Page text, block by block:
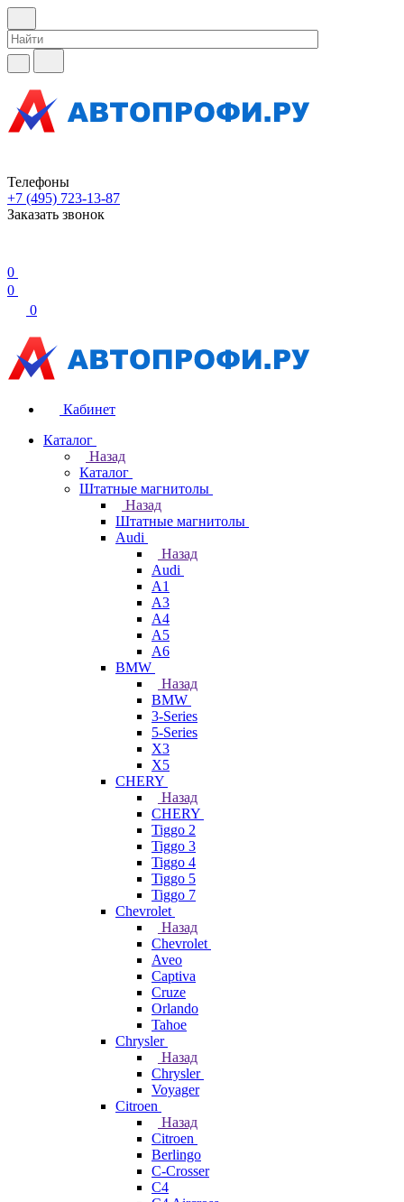
Телефоны
+7 (495) 723-13-87
Заказать звонок
0
0
0
Кабинет
Каталог
Назад
Каталог
Штатные магнитолы
Назад
Штатные магнитолы
Audi
Назад
Audi
A1
A3
A4
A5
A6
BMW
Назад
BMW
3-Series
5-Series
X3
X5
CHERY
Назад
CHERY
Tiggo 2
Tiggo 3
Tiggo 4
Tiggo 5
Tiggo 7
Chevrolet
Назад
Chevrolet
Aveo
Captiva
Cruze
Orlando
Tahoe
Chrysler
Назад
Chrysler
Voyager
Citroen
Назад
Citroen
Berlingo
C-Crosser
C4